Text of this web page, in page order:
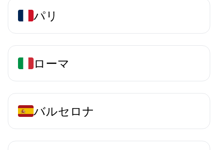
パリ
ローマ
バルセロナ